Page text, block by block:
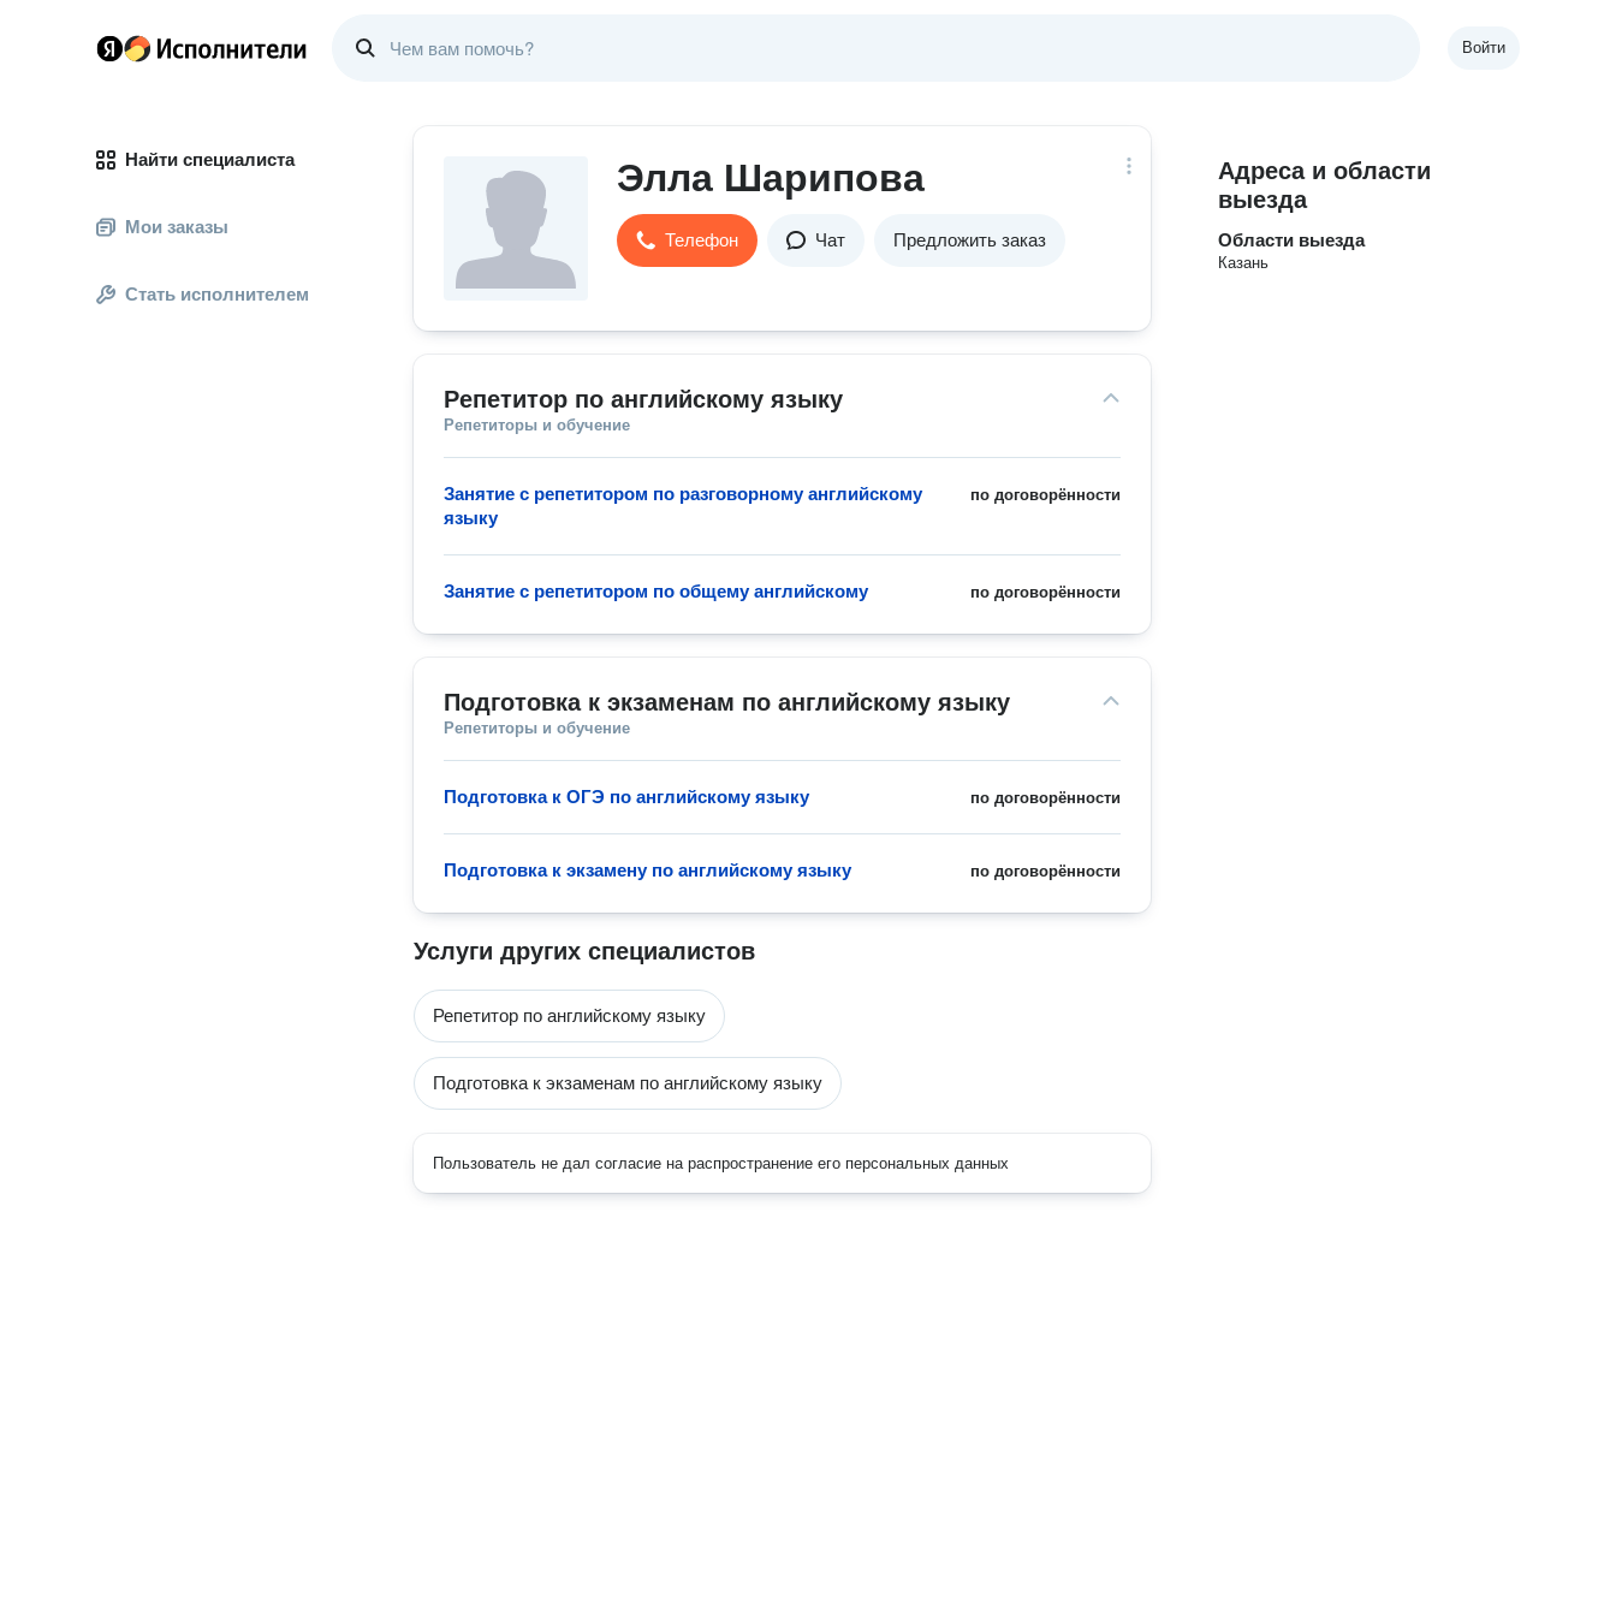
Войти
Найти специалиста
Мои заказы
Стать исполнителем
Элла Шарипова
Телефон Чат Предложить заказ
Репетитор по английскому языку
Репетиторы и обучение
по договорённости
Занятие с репетитором по разговорному английскому
языку
по договорённости
Занятие с репетитором по общему английскому
Подготовка к экзаменам по английскому языку
Репетиторы и обучение
по договорённости
Подготовка к ОГЭ по английскому языку
по договорённости
Подготовка к экзамену по английскому языку
Услуги других специалистов
Репетитор по английскому языку
Подготовка к экзаменам по английскому языку
Пользователь не дал согласие на распространение его персональных данных
Адреса и области
выезда
Области выезда
Казань